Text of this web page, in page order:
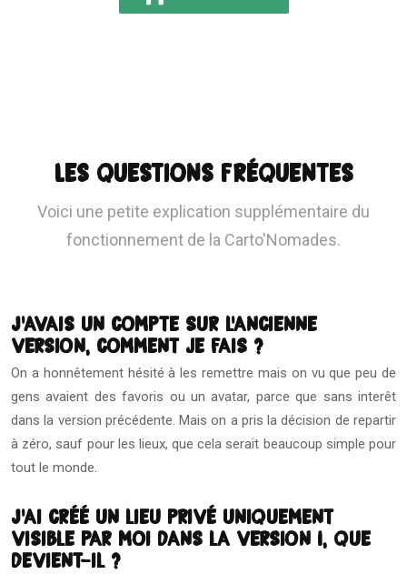
Les questions fréquentes
Voici une petite explication supplémentaire du
fonctionnement de la Carto'Nomades.
J'avais un compte sur l'ancienne
version, comment je fais ?
On a honnêtement hésité à les remettre mais on vu que peu de
gens avaient des favoris ou un avatar, parce que sans interêt
dans la version précédente. Mais on a pris la décision de repartir
à zéro, sauf pour les lieux, que cela serait beaucoup simple pour
tout le monde.
J'ai créé un lieu privé uniquement
visible par moi dans la version 1, que
devient-il ?